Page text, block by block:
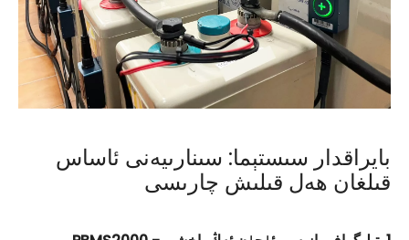
بايراقدار سىستېما: سىنارىيەنى ئاساس
قىلغان ھەل قىلىش چارىسى